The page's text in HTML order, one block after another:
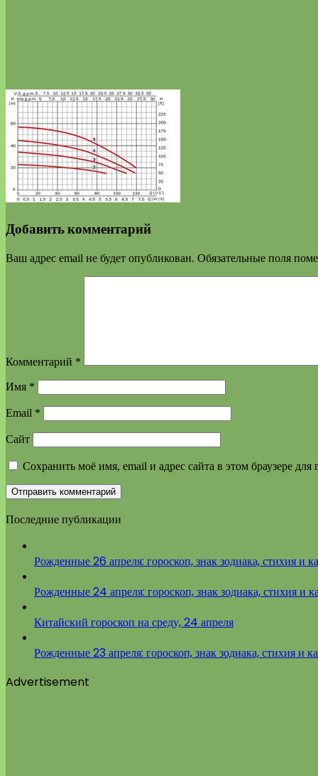
Добавить комментарий
Ваш адрес email не будет опубликован. Обязательные поля
Комментарий *
Имя *
Email *
Сайт
Сохранить моё имя, email и адрес сайта в этом браузере
Последние публикации
Рожденные 26 апреля: гороскоп, знак зодиака, стихия и
Рожденные 24 апреля: гороскоп, знак зодиака, стихия и
Китайский гороскоп на среду, 24 апреля
Рожденные 23 апреля: гороскоп, знак зодиака, стихия и
Advertisement